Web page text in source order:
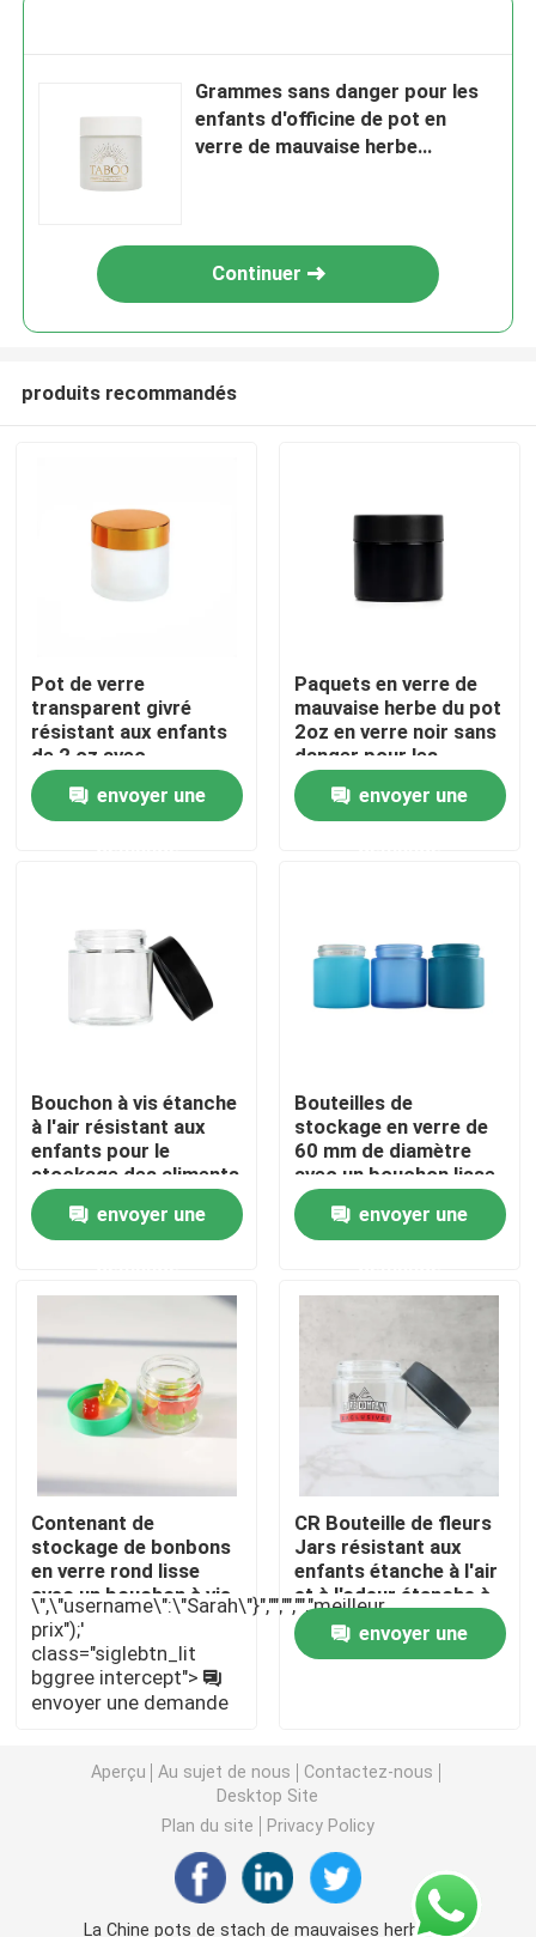
Maison
Produits
À propos de nous
Visite d'usine
Contactez-nous
Nouvelles
Pack de mauvaises herbes personnalisé
Pot en verre de mauvaise herbe
Pot de mauvaises herbes en plastique
Enfant Tin Box résistant
Seringue en verre Luer Lock
Empaquetez pré la boîte de petit pain
Emballage de la cartouche vape
Grammes sans danger pour les
enfants d'officine de pot en
verre de mauvaise herbe
Continuer
produits recommandés
Pot de verre
transparent givré
résistant aux enfants
de 2 oz avec
couvercle doré
envoyer une
Paquets en verre de
mauvaise herbe du pot
2oz en verre noir sans
danger pour les
enfants
envoyer une
Bouchon à vis étanche
à l'air résistant aux
enfants pour le
stockage des aliments
secs
envoyer une
Bouteilles de
stockage en verre de
60 mm de diamètre
avec un bouchon lisse
et un certificat de
verrouillage pour
enfants résistant aux
envoyer une
Contenant de
stockage de bonbons
en verre rond lisse
avec un bouchon à vis
résistant aux enfants
\",\"username\":\"Sarah\"}","","","","meilleur
prix");'
class="siglebtn_lit
bggree intercept">
envoyer une demande
CR Bouteille de fleurs
Jars résistant aux
enfants étanche à l'air
et à l'odeur étanche à
l'odeur Black Cap à vis
Jars en verre pour les
gommes stockage des
envoyer une
Aperçu Au sujet de nous
Contactez-nous
Desktop Site
Plan du site
Privacy Policy
La Chine pots de stach de mauvaises herbes à